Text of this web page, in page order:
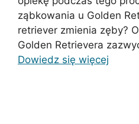
ząbkowania u Golden
retriever zmienia zęby?
Golden Retrievera
Dowiedz się więcej